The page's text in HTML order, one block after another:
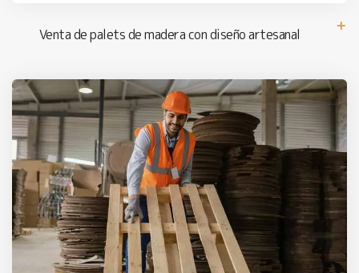
Venta de palets de madera con diseño artesanal